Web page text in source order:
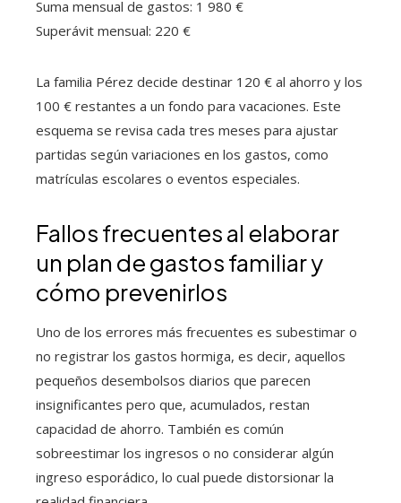
Suma mensual de gastos: 1 980 €
Superávit mensual: 220 €
La familia Pérez decide destinar 120 € al ahorro y los
100 € restantes a un fondo para vacaciones. Este
esquema se revisa cada tres meses para ajustar
partidas según variaciones en los gastos, como
matrículas escolares o eventos especiales.
Fallos frecuentes al elaborar
un plan de gastos familiar y
cómo prevenirlos
Uno de los errores más frecuentes es subestimar o
no registrar los gastos hormiga, es decir, aquellos
pequeños desembolsos diarios que parecen
insignificantes pero que, acumulados, restan
capacidad de ahorro. También es común
sobreestimar los ingresos o no considerar algún
ingreso esporádico, lo cual puede distorsionar la